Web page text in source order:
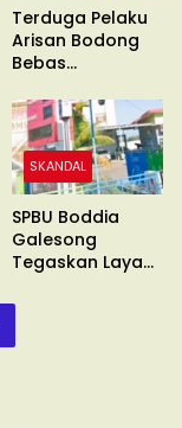
Terduga Pelaku
Arisan Bodong
Bebas
SKANDAL
SPBU Boddia
Galesong
Tegaskan Layani